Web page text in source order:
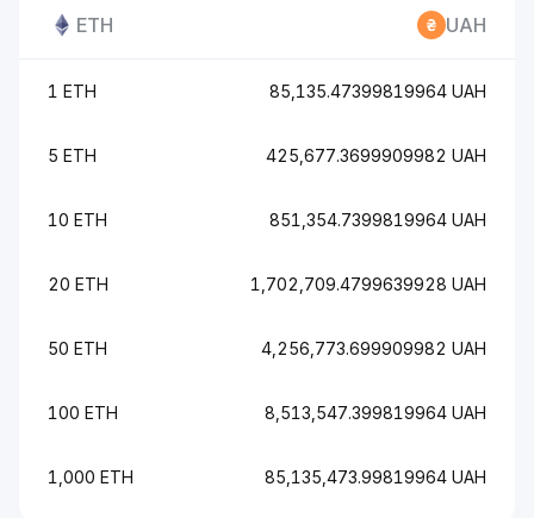
ETH UAH
1 ETH 85,135.47399819964 UAH
5 ETH 425,677.3699909982 UAH
10 ETH 851,354.7399819964 UAH
20 ETH 1,702,709.4799639928 UAH
50 ETH 4,256,773.699909982 UAH
100 ETH 8,513,547.399819964 UAH
1,000 ETH 85,135,473.99819964 UAH